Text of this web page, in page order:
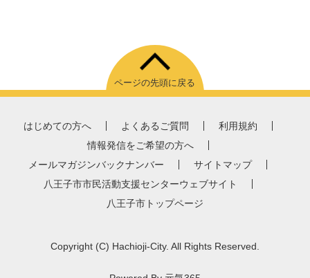
ページの先頭に戻る
はじめての方へ よくあるご質問
利用規約
情報発信をご希望の方へ
メールマガジンバックナンバー
サイトマップ
八王子市市民活動支援センターウェブサイト
八王子市トップページ
Copyright (C) Hachioji-City. All Rights Reserved.